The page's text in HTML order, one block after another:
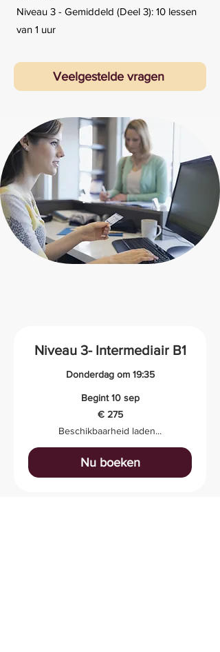
Niveau 3 - Gemiddeld (Deel 3): 10 lessen
van 1 uur
Veelgestelde vragen
Niveau 3- Intermediair B1
Donderdag om 19:35
Begint 10 sep
€ 275
Beschikbaarheid laden...
Nu boeken